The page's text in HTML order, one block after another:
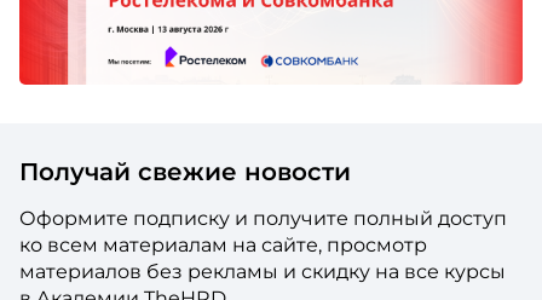
Получай свежие новости
Оформите подписку и получите полный доступ
ко всем материалам на сайте, просмотр
материалов без рекламы и скидку на все курсы